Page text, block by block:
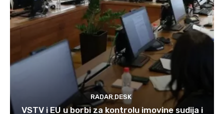
RADAR DESK
VSTV i EU u borbi za kontrolu imovine sudija i